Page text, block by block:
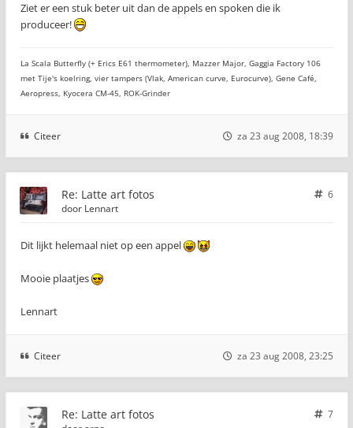
Ziet er een stuk beter uit dan de appels en spoken die ik
produceer!
La Scala Butterfly (+ Erics E61 thermometer), Mazzer Major, Gaggia Factory 106
met Tije's koelring, vier tampers (Vlak, American curve, Eurocurve), Gene Café,
Aeropress, Kyocera CM-45, ROK-Grinder
Citeer za 23 aug 2008, 18:39
Re: Latte art fotos
6
door Lennart
Dit lijkt helemaal niet op een appel
Mooie plaatjes
Lennart
Citeer za 23 aug 2008, 23:25
Re: Latte art fotos
7